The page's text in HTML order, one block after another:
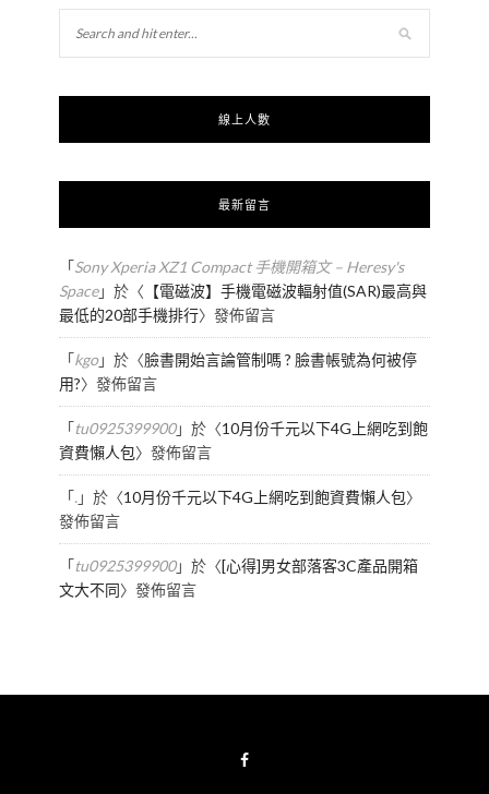
線上人數
最新留言
「Sony Xperia XZ1 Compact 手機開箱文 – Heresy's
Space」於〈 【電磁波】手機電磁波輻射值(SAR)最高與
最低的20部手機排行〉發佈留言
「kgo」於〈臉書開始言論管制嗎 ? 臉書帳號為何被停
用?〉發佈留言
「tu0925399900」於〈10月份千元以下4G上網吃到飽
資費懶人包〉發佈留言
「.」於〈10月份千元以下4G上網吃到飽資費懶人包〉
發佈留言
「tu0925399900」於〈[心得]男女部落客3C產品開箱
文大不同〉發佈留言